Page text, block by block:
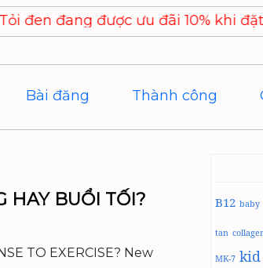
được ưu đãi 10% khi đặt hàng. Mã
Bài đăng Thành công
HAY BUỔI TỐI?
TO EXERCISE? New
B12 baby
tan
MK-7 kid